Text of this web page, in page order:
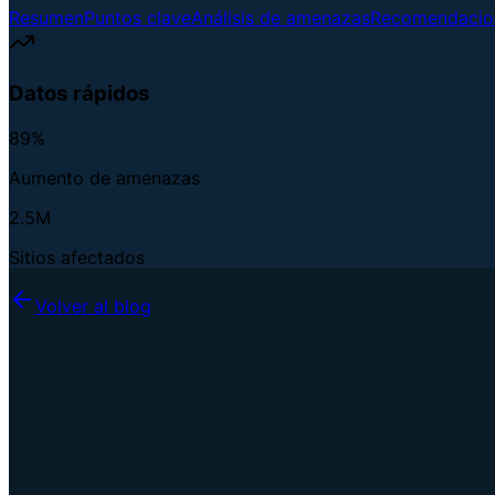
ResumenPuntos claveAnálisis de amenazas
Datos rápidos
89%
Aumento de amenazas
2.5M
Sitios afectados
Volver al blog